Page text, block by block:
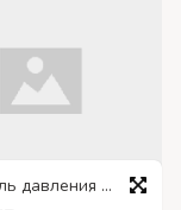
Указатель давления масла МД221